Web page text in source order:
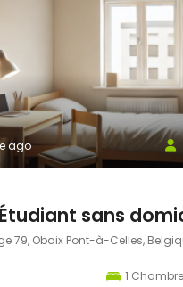
ago
sans
79, Obaix Pont-à-Celles,
1 Chambre